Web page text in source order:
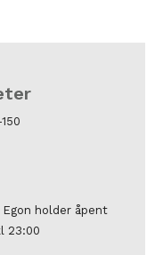
150
Egon holder åpent
23:00